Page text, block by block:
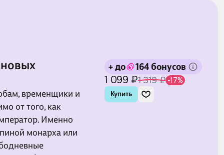
+ до 164 бонусов
1 099 ₽1 319 ₽ -17%
Купить
временщики и
от того, как
Именно
монарха или